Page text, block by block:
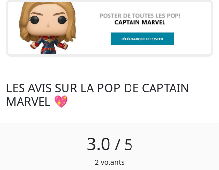
LES AVIS SUR LA POP DE CAPTAIN
MARVEL 💖
3.0 / 5
2 votants